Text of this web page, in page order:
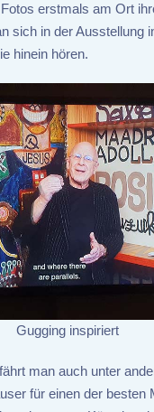
erstmals am Ort
sich in der Ausstellung
hinein hören.
Gugging inspiriert
man auch unter
für einen der besten